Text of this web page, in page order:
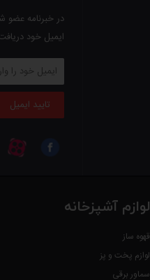
در خبرنامه عضو
ایمیل خود
تایید ایمیل
لوازم آشپزخانه
قهوه ساز
لوازم پخت و پز
سماور برقی